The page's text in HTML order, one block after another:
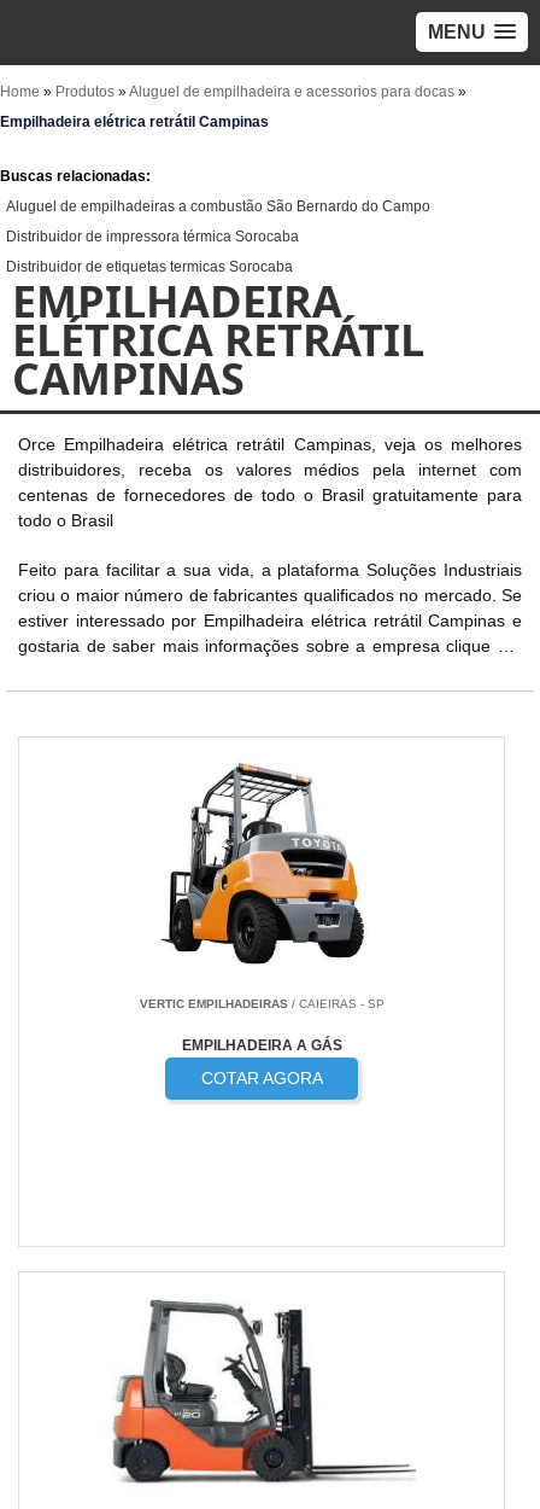
MENU
Home » Produtos »Aluguel de empilhadeira e acessorios para docas »
Empilhadeira elétrica retrátil Campinas
Buscas relacionadas:
Aluguel de empilhadeiras a combustão São Bernardo do Campo
Distribuidor de impressora térmica Sorocaba
Distribuidor de etiquetas termicas Sorocaba
EMPILHADEIRA
ELÉTRICA RETRÁTIL
CAMPINAS
Orce Empilhadeira elétrica retrátil Campinas, veja os melhores
distribuidores, receba os valores médios pela internet com
centenas de fornecedores de todo o Brasil gratuitamente para
todo o Brasil
Feito para facilitar a sua vida, a plataforma Soluções Industriais
criou o maior número de fabricantes qualificados no mercado. Se
estiver interessado por Empilhadeira elétrica retrátil Campinas e
gostaria de saber mais informações sobre a empresa clique em
VERTIC EMPILHADEIRAS/ CAIEIRAS - SP
EMPILHADEIRA A GÁS
COTAR AGORA